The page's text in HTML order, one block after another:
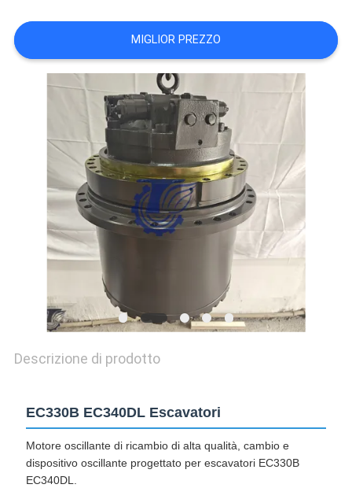
RICHIEDERE
UN
PREVENTIVO
SITEMAP
POLITICA
SULLA
RISERVATEZZA
MIGLIOR PREZZO
Descrizione di prodotto
EC330B EC340DL Escavatori
Motore oscillante di ricambio di alta qualità, cambio e
dispositivo oscillante progettato per escavatori EC330B
EC340DL.